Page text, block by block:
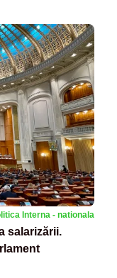
Interna - nationala
salarizării.